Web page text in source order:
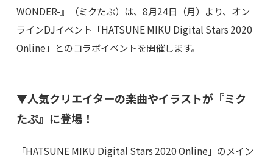
WONDER-』（ミクたぷ）は、8月24日（月）より、オン
ラインDJイベント「HATSUNE MIKU Digital Stars 2020
Online」とのコラボイベントを開催します。
▼人気クリエイターの楽曲やイラストが『ミク
たぷ』に登場！
「HATSUNE MIKU Digital Stars 2020 Online」のメイン